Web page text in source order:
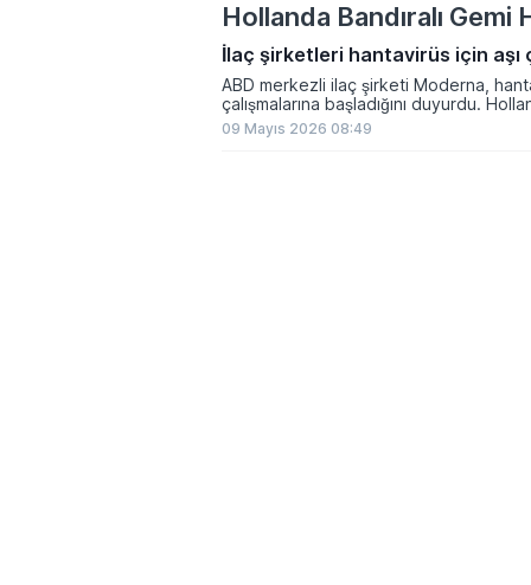
Hollanda Bandıralı Gemi
İlaç şirketleri hantavirüs için aşı
ABD merkezli ilaç şirketi Moderna,
çalışmalarına başladığını duyurdu. Hollanda bandıralı yolcu gemisi MV
Hondius...
09 Mayıs 2026 08:49